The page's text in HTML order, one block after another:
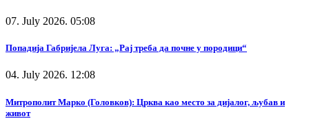
07. July 2026. 05:08
Попадија Габријела Луга: „Рај треба да почне у породици“
04. July 2026. 12:08
Митрополит Марко (Головков): Црква као место за дијалог, љубав и
живот